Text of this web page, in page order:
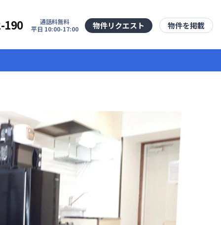
190
通話料無料
平日 10:00-17:00
物件リクエスト 物件を掲載